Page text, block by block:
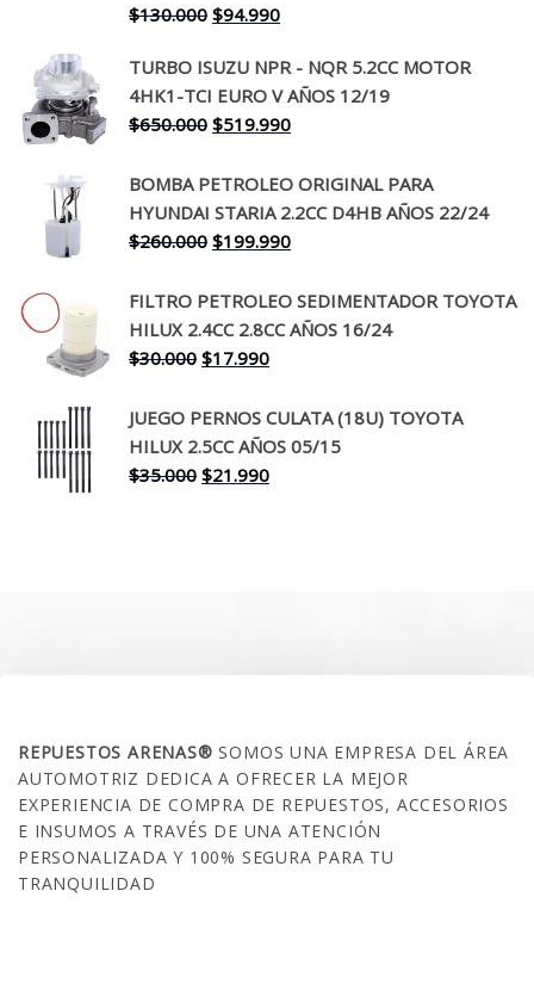
$130.000 El
original
era:
$130.000.
$94.990El
actual
es:
$94.990.
TURBO ISUZU NPR - NQR 5.2CC MOTOR
4HK1-TCI EURO V AÑOS 12/19
$650.000 El
original
era:
$650.000.
$519.990El
actual
es:
$519.990.
BOMBA PETROLEO ORIGINAL PARA
HYUNDAI STARIA 2.2CC D4HB AÑOS 22/24
$260.000 El
original
era:
$260.000.
$199.990El
actual
es:
FILTRO PETROLEO SEDIMENTADOR TOYOTA
HILUX 2.4CC 2.8CC AÑOS 16/24
$30.000 El
original
era:
$30.000.
$17.990El
actual
es:
$17.990.
JUEGO PERNOS CULATA (18U) TOYOTA
HILUX 2.5CC AÑOS 05/15
$35.000 El
$21.990El
REPUESTOS ARENAS®SOMOS UNA EMPRESA DEL ÁREA
AUTOMOTRIZ DEDICA A OFRECER LA MEJOR
EXPERIENCIA DE COMPRA DE REPUESTOS, ACCESORIOS
E INSUMOS A TRAVÉS DE UNA ATENCIÓN
PERSONALIZADA Y 100% SEGURA PARA TU
TRANQUILIDAD